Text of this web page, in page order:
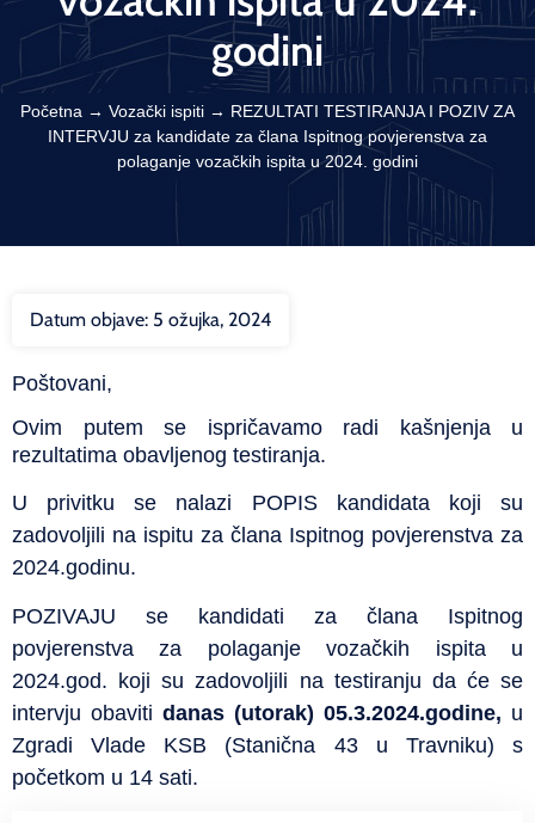
godini
Početna → Vozački ispiti → REZULTATI TESTIRANJA I POZIV ZA
INTERVJU za kandidate za člana Ispitnog povjerenstva za
polaganje vozačkih ispita u 2024. godini
Datum objave: 5 ožujka, 2024
Poštovani,
Ovim putem se ispričavamo radi kašnjenja u
rezultatima obavljenog testiranja.
U privitku se nalazi POPIS kandidata koji su
zadovoljili na ispitu za člana Ispitnog povjerenstva za
2024.godinu.
POZIVAJU se kandidati za člana Ispitnog
povjerenstva za polaganje vozačkih ispita u
2024.god. koji su zadovoljili na testiranju da će se
intervju obaviti danas (utorak) 05.3.2024.godine, u
Zgradi Vlade KSB (Stanična 43 u Travniku) s
početkom u 14 sati.